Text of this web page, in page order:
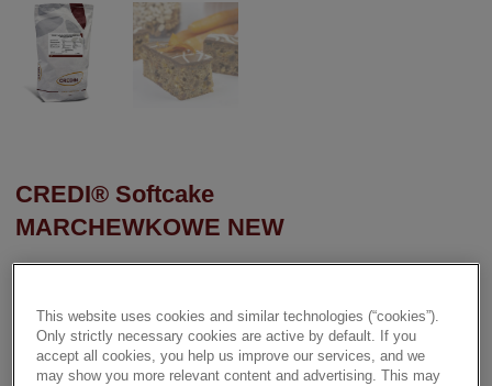
CREDI® Softcake
MARCHEWKOWE NEW
CREDI® Softcake Marchewkowe NEW to koncentrat ciasta
cynamonem. Zapewnia pulchne, wilgotne ciasto o brązowym
kolorze z widoczną marchewką, aromatycznym zapachu i
niepowtarzalnym smaku doskonałym nie tylko w okresie
This website uses cookies and similar technologies (“cookies”).
Only strictly necessary cookies are active by default. If you
accept all cookies, you help us improve our services, and we
may show you more relevant content and advertising. This may